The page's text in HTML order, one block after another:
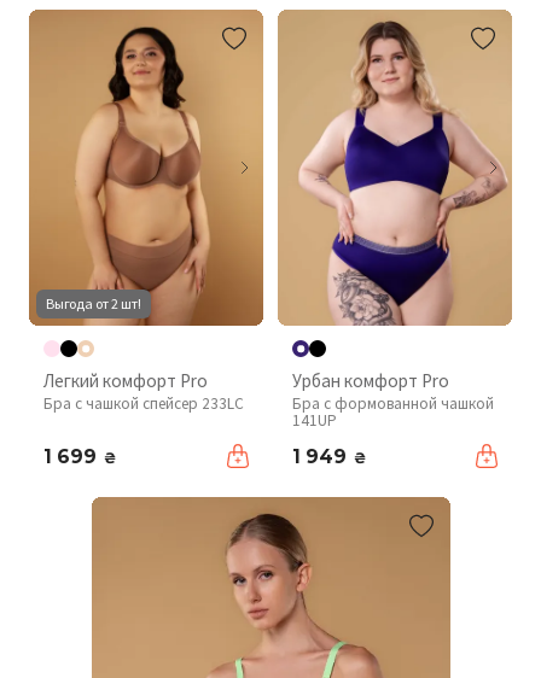
Выгода от 2 шт!
Легкий комфорт Pro
Бра с чашкой спейсер 233LC
1 699 ₴
Урбан комфорт Pro
Бра с формованной чашкой
141UP
1 949 ₴